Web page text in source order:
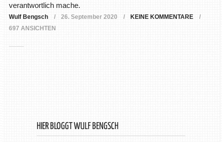
verantwortlich mache.
Wulf Bengsch 26. September 2020
KEINE KOMMENTARE
697 ANSICHTEN
HIER BLOGGT WULF BENGSCH